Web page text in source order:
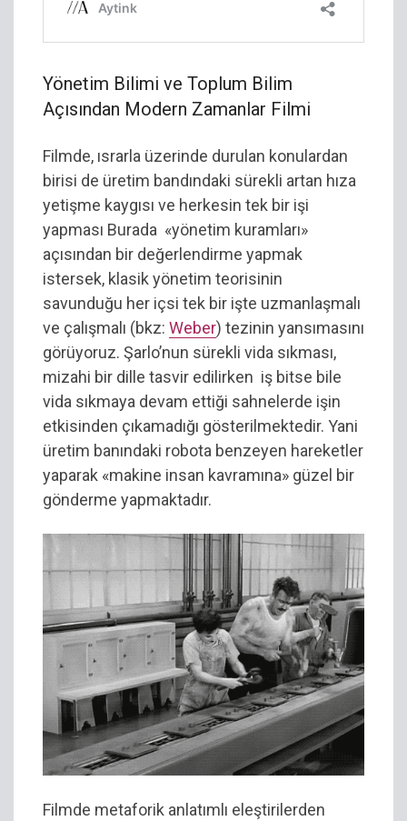
Yönetim Bilimi ve Toplum Bilim
Açısından Modern Zamanlar Filmi
Filmde, ısrarla üzerinde durulan konulardan
birisi de üretim bandındaki sürekli artan hıza
yetişme kaygısı ve herkesin tek bir işi
yapması Burada «yönetim kuramları»
açısından bir değerlendirme yapmak
istersek, klasik yönetim teorisinin
savunduğu her içsi tek bir işte uzmanlaşmalı
ve çalışmalı (bkz: Weber) tezinin yansımasını
görüyoruz. Şarlo’nun sürekli vida sıkması,
mizahi bir dille tasvir edilirken iş bitse bile
vida sıkmaya devam ettiği sahnelerde işin
etkisinden çıkamadığı gösterilmektedir. Yani
üretim banındaki robota benzeyen hareketler
yaparak «makine insan kavramına» güzel bir
gönderme yapmaktadır.
Filmde metaforik anlatımlı eleştirilerden